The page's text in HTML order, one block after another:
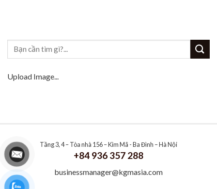
Upload Image...
Tầng 3, 4 – Tòa nhà 156 – Kim Mã - Ba Đình – Hà Nội
+84 936 357 288
businessmanager@kgmasia.com